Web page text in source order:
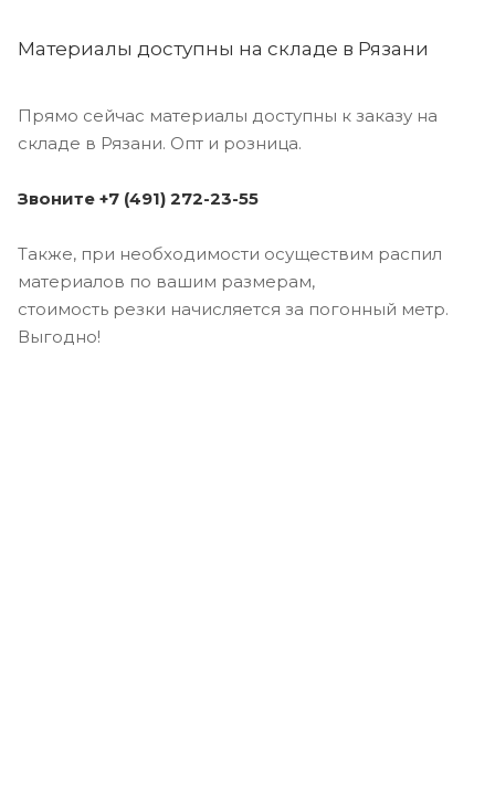
Материалы доступны на складе в Рязани
Прямо сейчас материалы доступны к заказу на
складе в Рязани. Опт и розница.
Звоните +7 (491) 272-23-55
Также, при необходимости осуществим распил
материалов по вашим размерам,
стоимость резки начисляется за погонный метр.
Выгодно!